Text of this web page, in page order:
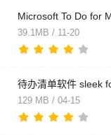
39.1MB / 11-20
129 MB / 04-15